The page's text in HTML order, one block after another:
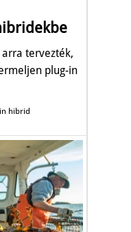
tervezték,
plug-in
hibrid